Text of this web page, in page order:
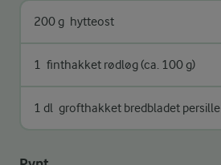
200 g hytteost
1 finthakket rødløg (ca. 100 g)
1 dl grofthakket bredbladet persille